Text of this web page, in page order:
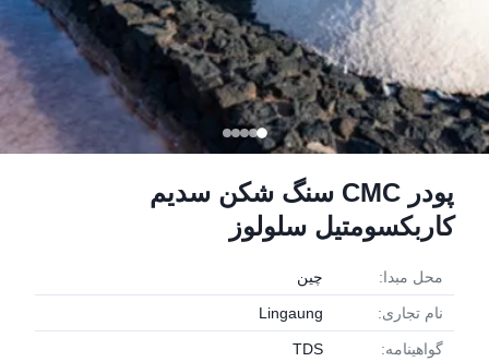
پودر CMC سنگ شکن سدیم
کاربکسومتیل سلولوز
محل مبدا: چین
نام تجاری: Lingaung
گواهینامه: TDS